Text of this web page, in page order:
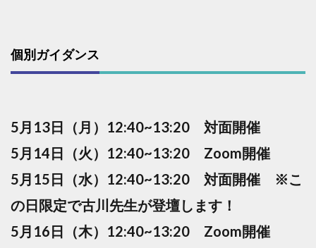
個別ガイダンス
5月13日（月）12:40~13:20 対面開催
5月14日（火）12:40~13:20 Zoom開催
5月15日（水）12:40~13:20 対面開催 ※こ
の日限定で古川先生が登壇します！
5月16日（木）12:40~13:20 Zoom開催